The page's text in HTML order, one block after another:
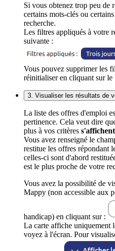
Si vous obtenez trop peu de
certains mots-clés ou
recherche.
Les filtres appliqués à votre
suivante :
Vous pouvez supprimer les
réinitialiser en cliquant sur
3. Visualiser les résultats de
La liste des offres d'emploi
pertinence. Cela veut dire
plus à vos critères
Vous avez renseigné le
restitue les offres répondant
celles-ci sont d'abord
est le plus proche de votre
Vous avez la possibilité de
Mappy (non accessible aux
handicap) en cliquant sur :
La carte affiche uniquement
voyez à l'écran. Pour